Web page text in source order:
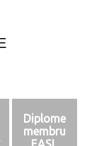
Diplome
membru